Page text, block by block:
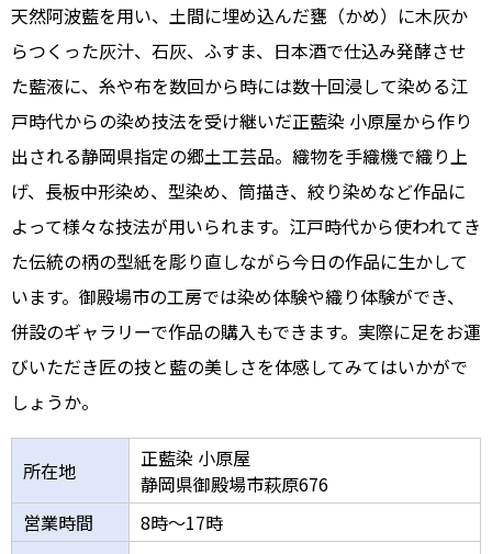
天然阿波藍を用い、土間に埋め込んだ甕（かめ）に木灰か
らつくった灰汁、石灰、ふすま、日本酒で仕込み発酵させ
た藍液に、糸や布を数回から時には数十回浸して染める江
戸時代からの染め技法を受け継いだ正藍染 小原屋から作り
出される静岡県指定の郷土工芸品。織物を手織機で織り上
げ、長板中形染め、型染め、筒描き、絞り染めなど作品に
よって様々な技法が用いられます。江戸時代から使われてき
た伝統の柄の型紙を彫り直しながら今日の作品に生かして
います。御殿場市の工房では染め体験や織り体験ができ、
併設のギャラリーで作品の購入もできます。実際に足をお運
びいただき匠の技と藍の美しさを体感してみてはいかがで
しょうか。
所在地
正藍染 小原屋
静岡県御殿場市萩原676
営業時間
8時～17時